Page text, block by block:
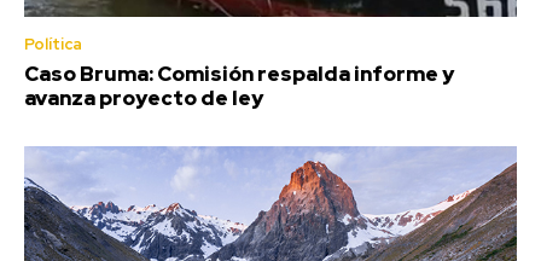
Política
Caso Bruma: Comisión respalda informe y
avanza proyecto de ley